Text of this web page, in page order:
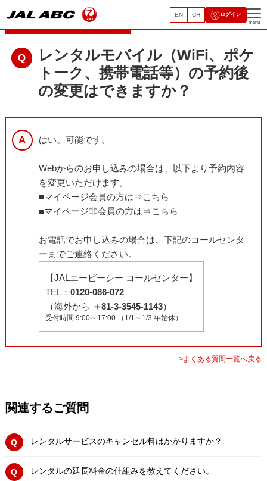
EN CH ログイン
menu
レンタルモバイルサービス
レンタルモバイル（WiFi、ポケ
トーク、携帯電話等）の予約後
の変更はできますか？
はい。可能です。
Webからのお申し込みの場合は、以下より予約内容
を変更いただけます。
■マイページ会員の方は⇒こちら
■マイページ非会員の方は⇒こちら
お電話でお申し込みの場合は、下記のコールセンタ
ーまでご連絡ください。
【JALエービーシー コールセンター】
TEL： 0120-086-072
（海外から ＋81-3-3545-1143）
受付時間 9:00～17:00 （1/1～1/3 年始休）
>よくある質問一覧へ戻る
関連するご質問
レンタルサービスのキャンセル料はかかりますか？
レンタルの延長料金の仕組みを教えてください。